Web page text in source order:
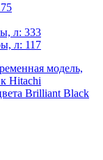
л: 333
л: 117
модель,
Hitachi
Brilliant Black